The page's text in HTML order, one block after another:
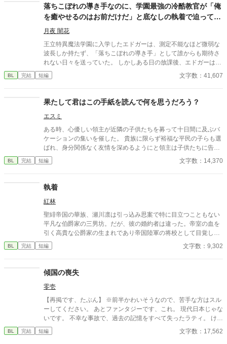
落ちこぼれの導き手なのに、学園最強の冷酷教官が「俺
を癒やせるのはお前だけだ」と底なしの執着で迫ってき
ます
月夜 闇花
王立特異魔法学園に入学したエドガーは、測定不能なほど微弱な
波長しか持たず、「落ちこぼれの導き手」として誰からも期待さ
れない日々を送っていた。 しかしある日の放課後、エドガーは学
園で最も恐れられる最強の戦闘魔術教官、レオン・ヴァレンタイ
ンの秘密を知ってしまう。 強大すぎる魔力ゆえに、五感が暴走す
底知れぬ静かな波長は、世界で唯一、彼の苦痛を完全に溶かすこ
とができるものだった。 「お前は、俺の専属の導き手になるん
だ」 痛みを癒やしたことで、冷酷なはずの最強教官から底なしの
執着と溺愛を向けられるようになり――！？ 孤独な二人の魂が共
鳴する、極上の救済と溺愛の学園ファンタジー。 ※センチネルバ
ースをベースにした独自設定（特異覚醒者×導き手）です。
BL 完結 短編 文字数：41,607
果たして君はこの手紙を読んで何を思うだろう？
エスミ
ある時、心優しい領主が近隣の子供たちを募って十日間に及ぶバ
ケーションの集いを催した。 貴族に限らず裕福な平民の子らも選
ばれ、身分関係なく友情を深めるようにと領主は子供たちに告げ
た。 滞りなく期間が過ぎ、領主の願い通りさまざまな階級の子ら
が友人となり手を振って別れる中、フレッドとティムは生涯の友
紙。 ------ ・ゆるっとした設定です。何気なくお読みください。
れた部分がありますが演出です。 ・外国語の手紙を翻訳したよう
な読み心地を心がけています。 ・番号を振っていますが便宜上の
連番であり内容は数年飛んでいる場合があります。 ・友情過多で
BLは読後の余韻で感じられる程度かもしれません。 ・戦争の表現
ですが、前面に出てくることはありません。 ・1日3回、1回に付
BL 完結 短編 文字数：14,370
執着
紅林
聖緋帝国の華族、瀬川凛は引っ込み思案で特に目立つこともない
平凡な伯爵家の三男坊。だが、彼の婚約者は違った。帝室の血を
引く高貴な公爵家の生まれであり帝国陸軍の将校として目覚しい
活躍をしている男だった。
BL 完結 短編 文字数：9,302
傾国の喪失
零壱
【再掲です、たぶん】 ※前半かわいそうなので、苦手な方はスル
ーしてください。 あとファンタジーです、これ。 現代日本じゃな
いです。 不幸な事故で、過去の記憶をすべて失ったラティ。 けれ
ど今の彼は不幸ではない。 大好きな養父のネイヴァンと共に、穏
やかな日々を過ごしている。 自分のルーツを探す旅に出ること
BL 完結 短編 文字数：17,562